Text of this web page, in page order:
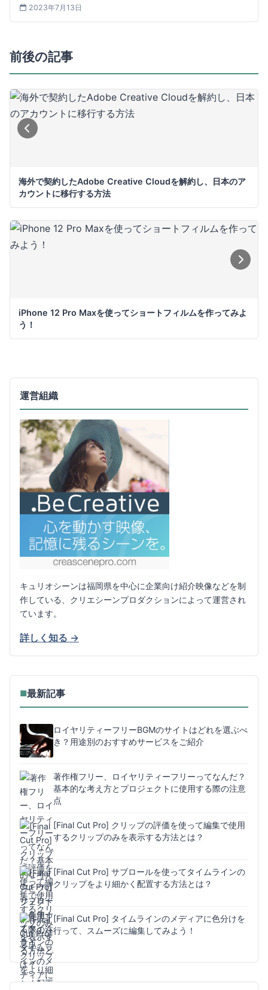
2023年7月13日
前後の記事
海外で契約したAdobe Creative Cloudを解約し、日本のア
カウントに移行する方法
iPhone 12 Pro Maxを使ってショートフィルムを作ってみよ
う！
運営組織
キュリオシーンは福岡県を中心に企業向け紹介映像などを制
作している、クリエシーンプロダクションによって運営され
ています。
詳しく知る →
■最新記事
ロイヤリティーフリーBGMのサイトはどれを選ぶべ
き？用途別のおすすめサービスをご紹介
著作権フリー、ロイヤリティーフリーってなんだ？
基本的な考え方とプロジェクトに使用する際の注意
点
[Final Cut Pro] クリップの評価を使って編集で使用
するクリップのみを表示する方法とは？
[Final Cut Pro] サブロールを使ってタイムラインの
クリップをより細かく配置する方法とは？
[Final Cut Pro] タイムラインのメディアに色分けを
行って、スムーズに編集してみよう！